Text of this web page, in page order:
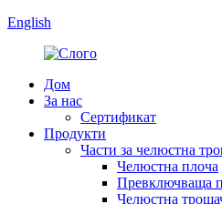
English
Дом
За нас
Сертификат
Продукти
Части за челюстна
Челюстна плоча
Превключваща
Челюстна